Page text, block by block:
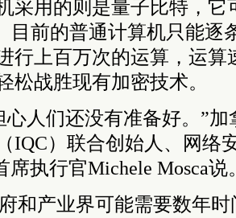
采用的则是量子比特，它
目前的普通计算机只能逐
行上百万次的运算，运算
松战胜现有加密技术。
心人们还没有准备好。”
IQC）联合创始人、网络
席执行官Michele Mosca说
和产业界可能需要数年